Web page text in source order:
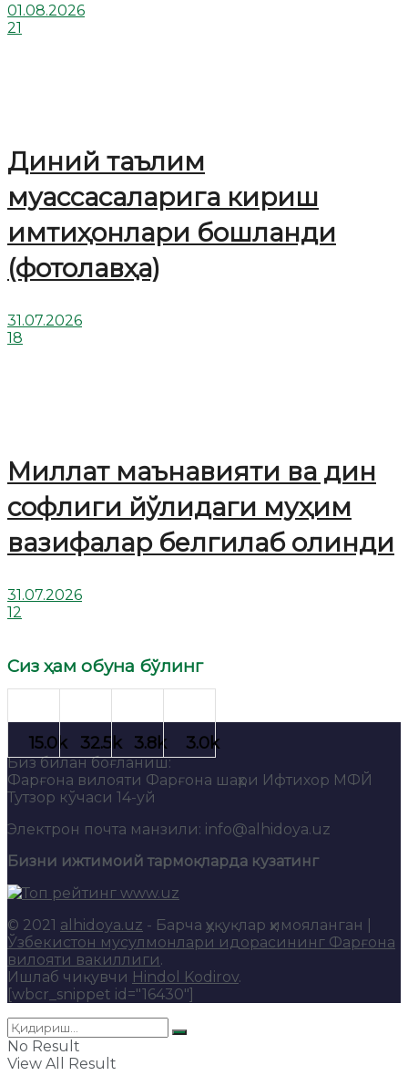
01.08.2026
21
Диний таълим
муассасаларига кириш
имтиҳонлари бошланди
(фотолавҳа)
31.07.2026
18
Миллат маънавияти ва дин
софлиги йўлидаги муҳим
вазифалар белгилаб олинди
31.07.2026
12
Сиз ҳам обуна бўлинг
Биз билан боғланиш:
Фарғона вилояти Фарғона шаҳри Ифтихор МФЙ
Тутзор кўчаси 14-уй
Электрон почта манзили: info@alhidoya.uz
Бизни ижтимоий тармоқларда кузатинг
© 2021 alhidoya.uz - Барча ҳуқуқлар ҳимояланган |
Ўзбекистон мусулмонлари идорасининг Фарғона
вилояти вакиллиги.
Ишлаб чиқувчи Hindol Kodirov.
[wbcr_snippet id="16430"]
No Result
View All Result